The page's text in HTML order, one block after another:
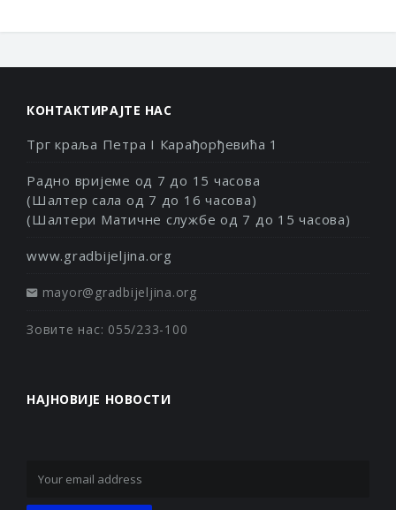
КОНТАКТИРАЈТЕ НАС
Трг краља Петра I Карађорђевића 1
Радно вријеме од 7 до 15 часова
(Шалтер сала од 7 до 16 часова)
(Шалтери Матичне службе од 7 до 15 часова)
www.gradbijeljina.org
mayor@gradbijeljina.org
Зовите нас: 055/233-100
НАЈНОВИЈЕ НОВОСТИ